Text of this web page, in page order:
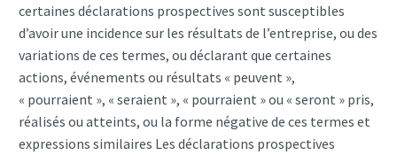
certaines déclarations prospectives sont susceptibles
d’avoir une incidence sur les résultats de l’entreprise, ou des
variations de ces termes, ou déclarant que certaines
actions, événements ou résultats « peuvent »,
« pourraient », « seraient », « pourraient » ou « seront » pris,
réalisés ou atteints, ou la forme négative de ces termes et
expressions similaires Les déclarations prospectives